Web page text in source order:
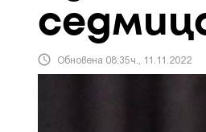
Обновена 08:35ч., 11.11.2022